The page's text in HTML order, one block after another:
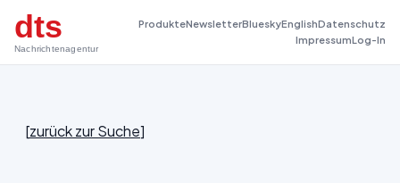
dts
Nachrichtenagentur
ProdukteNewsletterBlueskyEnglishDatenschutz
ImpressumLog-In
[zurück zur Suche]